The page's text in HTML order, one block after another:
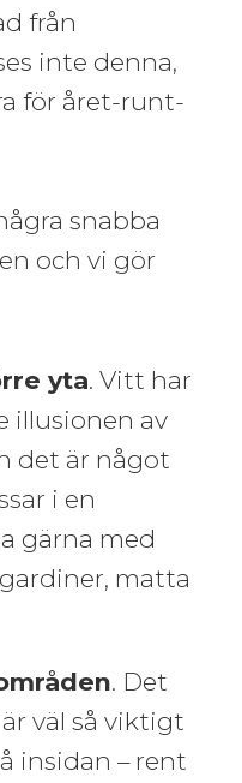
från
inte denna,
för året-runt-
snabba
och vi gör
yta. Vitt har
illusionen av
det är något
i en
gärna med
matta
. Det
väl så viktigt
insidan – rent